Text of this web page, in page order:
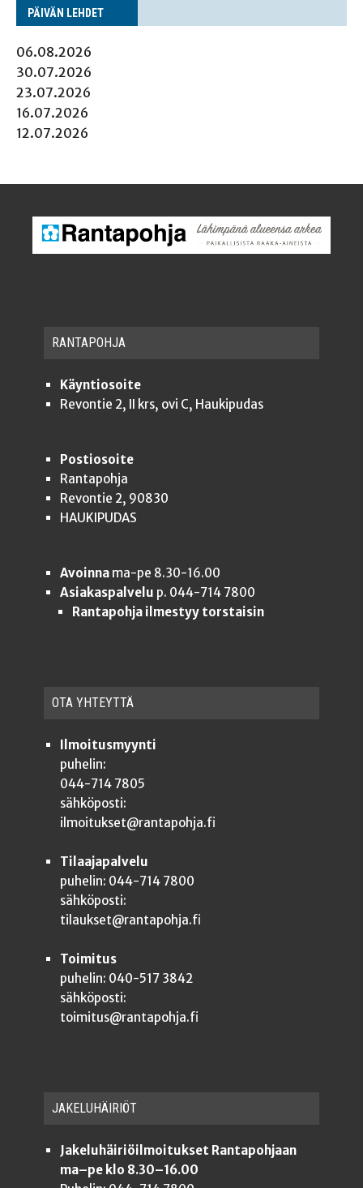
PÄI­VÄN LEHDET
06.08.2026
30.07.2026
23.07.2026
16.07.2026
12.07.2026
RAN­TA­POH­JA
Käyntiosoite
Revontie 2, II krs, ovi C, Haukipudas
Postiosoite
Rantapohja
Revontie 2, 90830
HAUKIPUDAS
Avoinnama-pe 8.30-16.00
Asiakaspalvelu p. 044-714 7800
Rantapohja ilmestyy torstaisin
OTA YHTEYT­TÄ
Ilmoitusmyynti
puhelin:
044-714 7805
sähköposti:
ilmoitukset@rantapohja.fi
Tilaajapalvelu
puhelin: 044-714 7800
sähköposti:
tilaukset@rantapohja.fi
Toimitus
puhelin: 040-517 3842
sähköposti:
toimitus@rantapohja.fi
JAKE­LU­HÄI­RIÖT
Jakeluhäiriöilmoitukset Rantapohjaan
ma–pe klo 8.30–16.00